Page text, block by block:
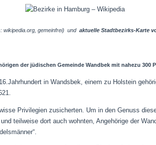
wikipedia.org, gemeinfrei) undaktuelle Stadtbezirks-Karte
der jüdischen Gemeinde Wandbek mit nahezu 300
in Wandsbek, einem zu Holstein
Privilegien zusicherten. Um in den Genuss
teilweise dort auch wohnten, Angehörige der